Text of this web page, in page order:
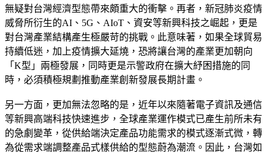
無疑對台灣經濟型態帶來頗重大的衝擊。再者，新冠肺炎疫情
威脅所衍生的AI、5G、AIoT、資安等新興科技之崛起，更是
對台灣產業結構產生極嚴苛的挑戰。此意味著，如果全球貿易
持續低迷，加上疫情擴大延燒，恐將讓台灣的產業更加朝向
「K型」兩極發展，同時更是示警政府在擴大紓困措施的同
時，必須積極規劃推動產業創新發展長期計畫。
另一方面，更加無法忽略的是，近年以來隨著電子資訊及通信
等新興高端科技快速進步，全球產業運作模式已產生前所未有
的急劇變革，從供給端決定產品功能需求的模式逐漸式微，轉
為從需求端調整產品式樣供給的型態蔚為潮流。因此，台灣如